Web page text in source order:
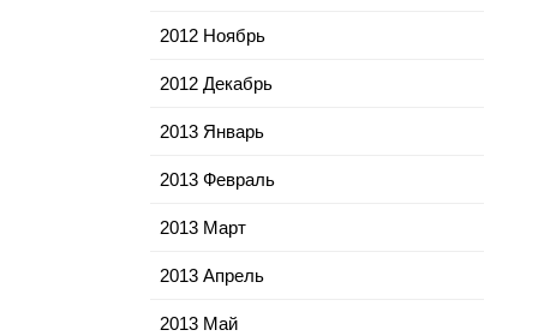
2012 Ноябрь
2012 Декабрь
2013 Январь
2013 Февраль
2013 Март
2013 Апрель
2013 Май